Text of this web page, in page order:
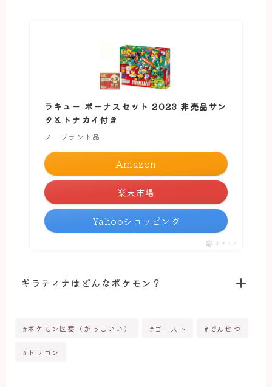
ラキュー ボーナスセット 2023 非売品サン
タとトナカイ付き
ノーブランド品
Amazon
楽天市場
Yahooショッピング
ポチップ
ギラティナはどんなポケモン？
#ポケモン図案（かっこいい） #ゴースト #でんせつ
#ドラゴン